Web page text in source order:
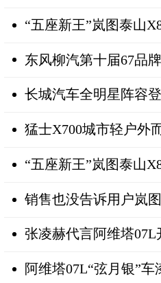
“五座新王”岚图泰山
东风柳汽第十届67品
长城汽车全明星阵容
猛士X700城市轻户外
“五座新王”岚图泰山
销售也没告诉用户岚
张凌赫代言阿维塔07L
阿维塔07L“弦月银”